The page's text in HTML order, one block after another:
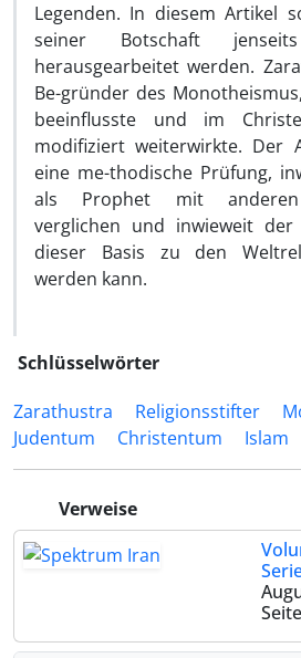
Legenden. In diesem Artikel
seiner Botschaft
herausgearbeitet werden.
Be-gründer des
beeinflusste und im
modifiziert weiterwirkte. Der
eine me-thodische Prüfung,
als Prophet mit anderen
verglichen und inwieweit
dieser Basis zu den
werden kann.
Schlüsselwörter
Zarathustra
Religionsstifter
Judentum
Christentum Islam
Verweise